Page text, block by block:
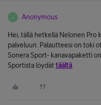
A Anonymous
Hei, tällä hetkellä Nelonen Pro
palveluun. Palautteesi on toki
Sonera Sport- kanavapaketti
Sportista löydät täältä